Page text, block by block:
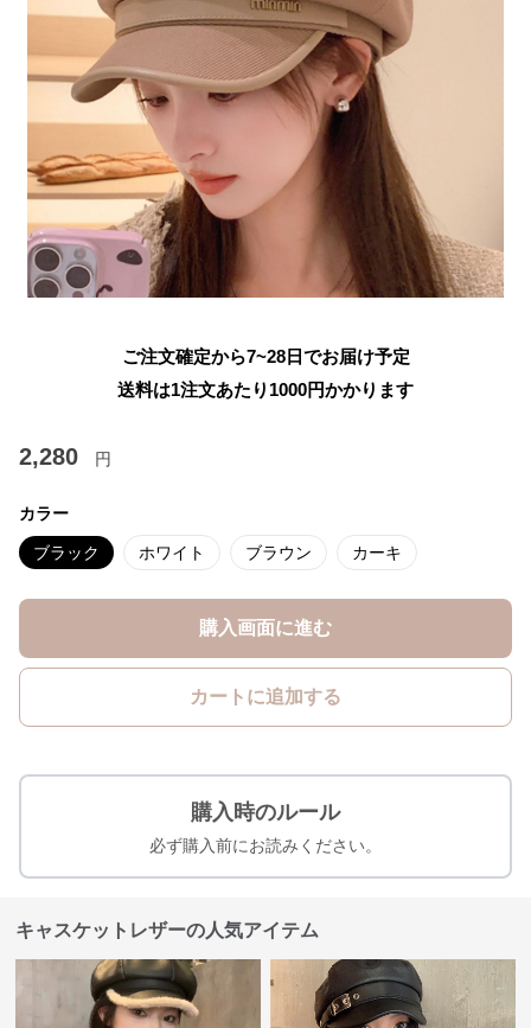
ご注文確定から7~28日でお届け予定
送料は1注文あたり 1000円かかります
2,280 円
カラー
ブラック ホワイト ブラウン カーキ
購入画面に進む
カートに追加する
購入時のルール
必ず購入前にお読みください。
キャスケットレザーの人気アイテム